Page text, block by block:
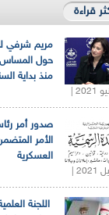
قراءة
حول
منذ بداية
صدور أمر
الأمر
العسكرية
اللجنة